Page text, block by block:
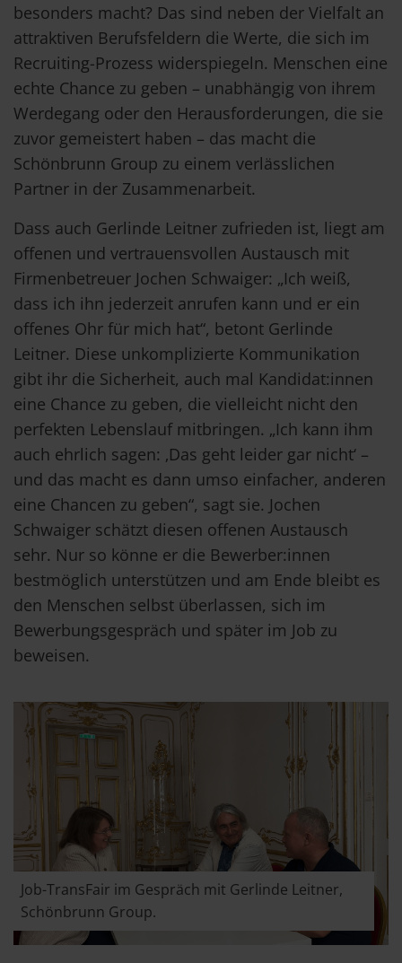
besonders macht? Das sind neben der Vielfalt an
attraktiven Berufsfeldern die Werte, die sich im
Recruiting-Prozess widerspiegeln. Menschen eine
echte Chance zu geben – unabhängig von ihrem
Werdegang oder den Herausforderungen, die sie
zuvor gemeistert haben – das macht die
Schönbrunn Group zu einem verlässlichen
Partner in der Zusammenarbeit.
Dass auch Gerlinde Leitner zufrieden ist, liegt am
offenen und vertrauensvollen Austausch mit
Firmenbetreuer Jochen Schwaiger: „Ich weiß,
dass ich ihn jederzeit anrufen kann und er ein
offenes Ohr für mich hat“, betont Gerlinde
Leitner. Diese unkomplizierte Kommunikation
gibt ihr die Sicherheit, auch mal Kandidat:innen
eine Chance zu geben, die vielleicht nicht den
perfekten Lebenslauf mitbringen. „Ich kann ihm
auch ehrlich sagen: ‚Das geht leider gar nicht‘ –
und das macht es dann umso einfacher, anderen
eine Chancen zu geben“, sagt sie. Jochen
Schwaiger schätzt diesen offenen Austausch
sehr. Nur so könne er die Bewerber:innen
bestmöglich unterstützen und am Ende bleibt es
den Menschen selbst überlassen, sich im
Bewerbungsgespräch und später im Job zu
beweisen.
Job-TransFair im Gespräch mit Gerlinde Leitner,
Schönbrunn Group.